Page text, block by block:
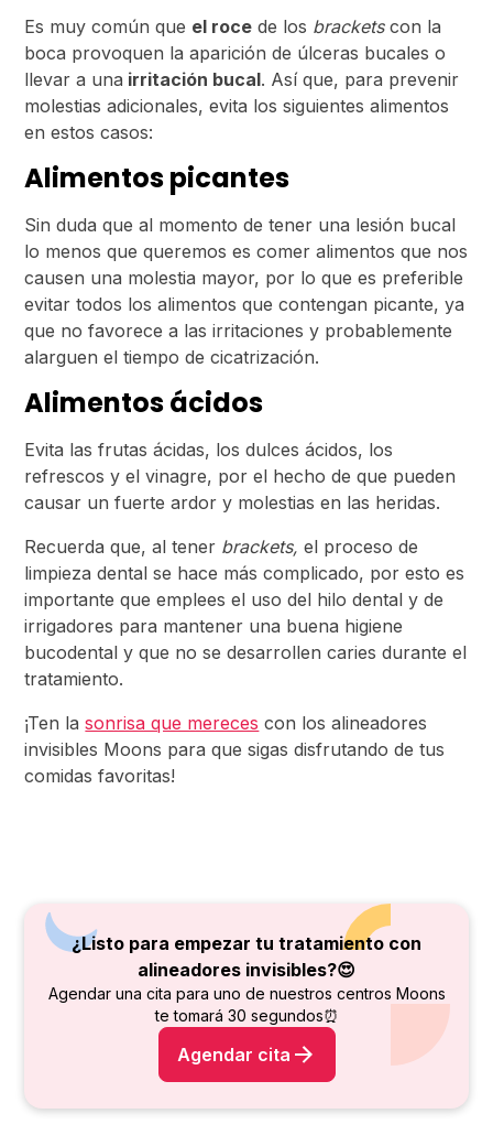
Es muy común que el roce de los bracketscon la
boca provoquen la aparición de úlceras bucales o
llevar a una irritación bucal. Así que, para prevenir
molestias adicionales, evita los siguientes alimentos
en estos casos:
Alimentos picantes
Sin duda que al momento de tener una lesión bucal
lo menos que queremos es comer alimentos que nos
causen una molestia mayor, por lo que es preferible
evitar todos los alimentos que contengan picante, ya
que no favorece a las irritaciones y probablemente
alarguen el tiempo de cicatrización.
Alimentos ácidos
Evita las frutas ácidas, los dulces ácidos, los
refrescos y el vinagre, por el hecho de que pueden
causar un fuerte ardor y molestias en las heridas.
Recuerda que, al tener brackets,el proceso de
limpieza dental se hace más complicado, por esto es
importante que emplees el uso del hilo dental y de
irrigadores para mantener una buena higiene
bucodental y que no se desarrollen caries durante el
tratamiento.
¡Ten lasonrisa que mereces con los alineadores
invisibles Moons para que sigas disfrutando de tus
comidas favoritas!
¿Listo para empezar tu tratamiento con
alineadores invisibles?😍
Agendar una cita para uno de nuestros centros Moons
te tomará 30 segundos⏰
Agendar cita